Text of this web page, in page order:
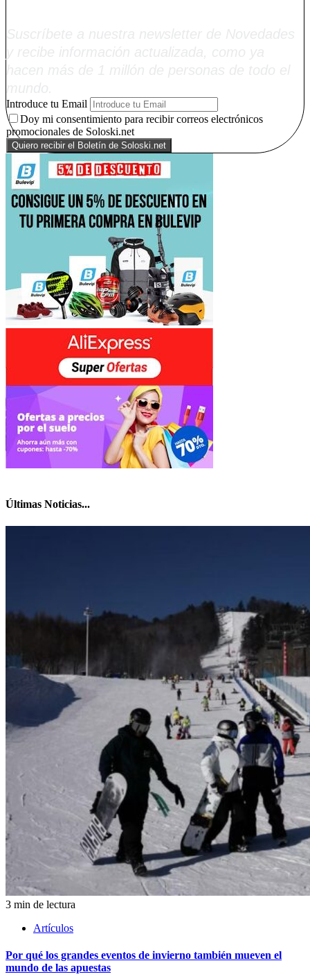
Introduce tu Email
Doy mi consentimiento para recibir correos electrónicos
promocionales de Soloski.net
Últimas Noticias...
3 min de lectura
Artículos
Por qué los grandes eventos de invierno también mueven el
mundo de las apuestas